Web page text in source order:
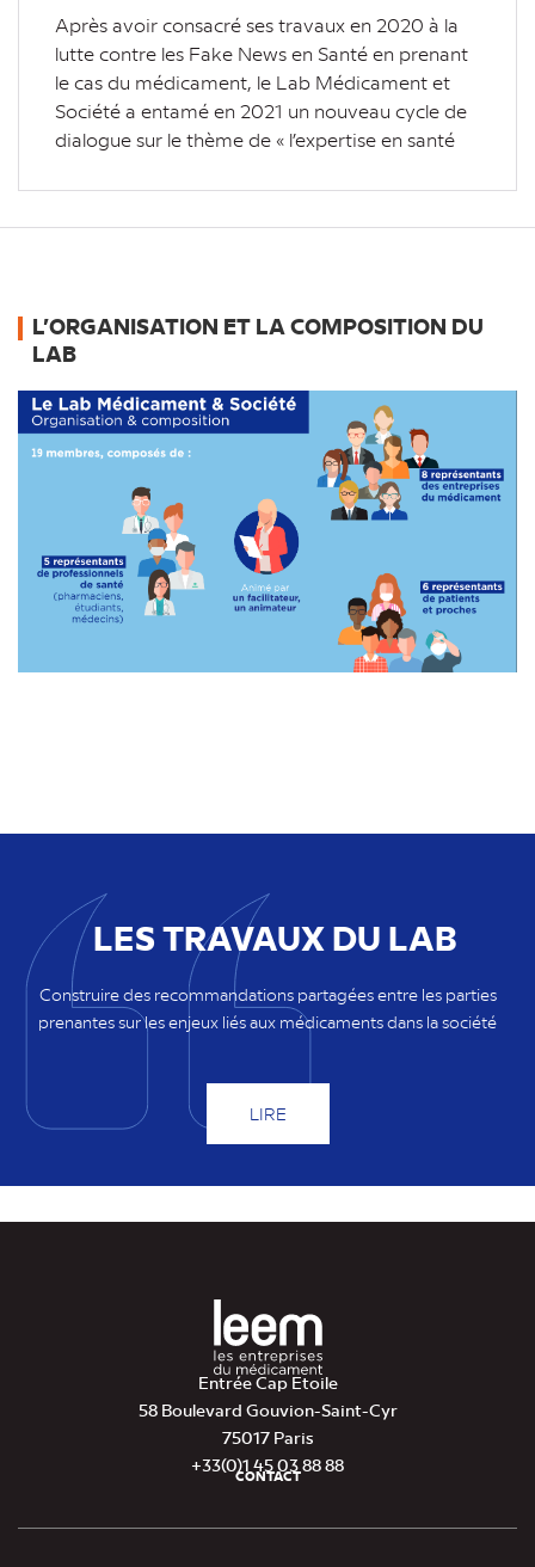
Après avoir consacré ses travaux en 2020 à la
lutte contre les Fake News en Santé en prenant
le cas du médicament, le Lab Médicament et
Société a entamé en 2021 un nouveau cycle de
dialogue sur le thème de « l’expertise en santé
L’ORGANISATION ET LA COMPOSITION DU
LAB
LES TRAVAUX DU LAB
Construire des recommandations partagées entre les parties
prenantes sur les enjeux liés aux médicaments dans la société
LIRE
Entrée Cap Etoile
58 Boulevard Gouvion-Saint-Cyr
75017 Paris
+33(0)1 45 03 88 88
de
CONTACT